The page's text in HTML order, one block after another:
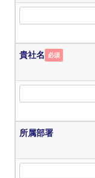
貴社名 必須
所属部署